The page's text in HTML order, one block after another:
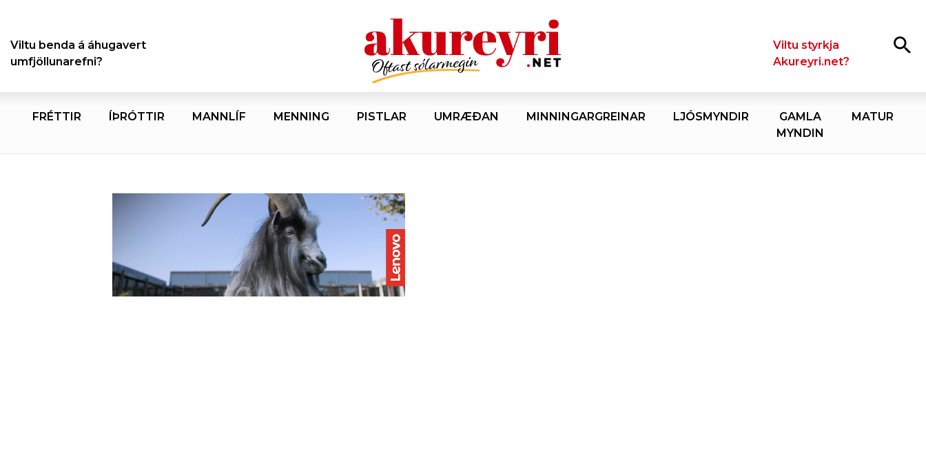
Leita
Viltu benda á áhugavert
umfjöllunarefni?
Viltu styrkja
Akureyri.net?
FRÉTTIR ÍÞRÓTTIR MANNLÍF MENNING PISTLAR UMRÆÐAN MINNINGARGREINAR LJÓSMYNDIR
GAMLA
MYNDIN
MATUR